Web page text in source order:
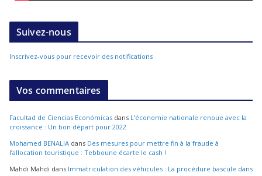
Suivez-nous
Inscrivez-vous pour recevoir des notifications
Vos commentaires
Facultad de Ciencias Económicas dans L’économie nationale renoue avec la
croissance : Un bon départ pour 2022
Mohamed BENALIA dans Des mesures pour mettre fin à la fraude à
l’allocation touristique : Tebboune écarte le cash !
Mahdi Mahdi dans Immatriculation des véhicules : La procédure bascule dans